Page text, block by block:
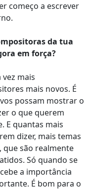
começo a escrever
da tua
em força?
mais
mais novos. É
possam mostrar o
o que querem
E quantas mais
dizer, mais temas
que são realmente
Só quando se
a importância
É bom para o